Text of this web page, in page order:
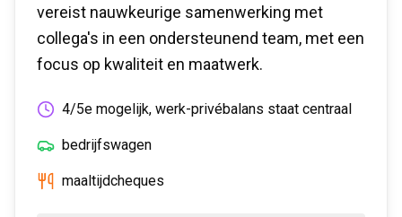
vereist nauwkeurige samenwerking met
collega's in een ondersteunend team, met een
focus op kwaliteit en maatwerk.
4/5e mogelijk, werk-privébalans staat centraal
bedrijfswagen
maaltijdcheques